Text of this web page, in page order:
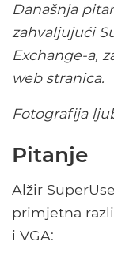
Današnja
zahvaljujući
Exchange-a,
web stranica.
Fotografija
Pitanje
Alžir
primjetna
i VGA: